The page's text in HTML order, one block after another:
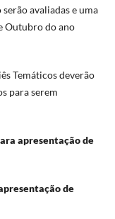
avaliadas e uma
Outubro do ano
Temáticos deverão
para serem
apresentação de
de